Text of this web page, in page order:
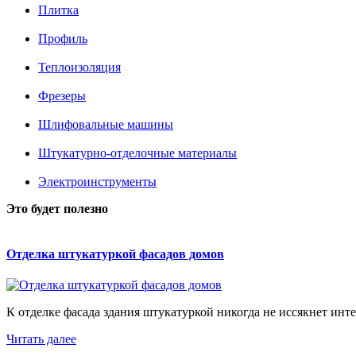
Плитка
Профиль
Теплоизоляция
Фрезеры
Шлифовальные машины
Штукатурно-отделочные материалы
Электроинструменты
Это будет полезно
Отделка штукатуркой фасадов домов
К отделке фасада здания штукатуркой никогда не иссякнет
Читать далее